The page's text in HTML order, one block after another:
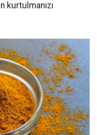
kurtulmanızı